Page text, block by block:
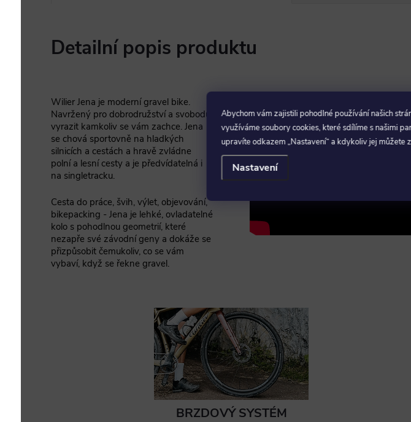
Abychom vám zajistili pohodlné používání našich
využíváme soubory cookies, které sdílíme s našimi
upravíte odkazem „Nastavení“ a kdykoliv jej
Nastavení
Detailní popis produktu
Wilier Jena je moderní gravel bike.
Navržený pro dobrodružství a svobodu
vyrazit kamkoliv se vám zachce. Jena
se chová sportovně na hladkých
silnicích a cestách a hravě zvládne
polní a lesní cesty a je předvídatelná i
na singletracku.
Cesta do práce, švih, výlet, objevování,
bikepacking - Jena je lehké, ovladatelné
kolo s pohodlnou geometrií, které
nezapře své závodní geny a dokáže se
přizpůsobit čemukoliv, co se vám
vybaví, když se řekne gravel.
BRZDOVÝ SYSTÉM